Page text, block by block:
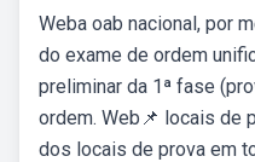
Weba oab nacional, por
do exame de ordem
preliminar da 1ª fase
ordem. Web📌 locais de
dos locais de prova em